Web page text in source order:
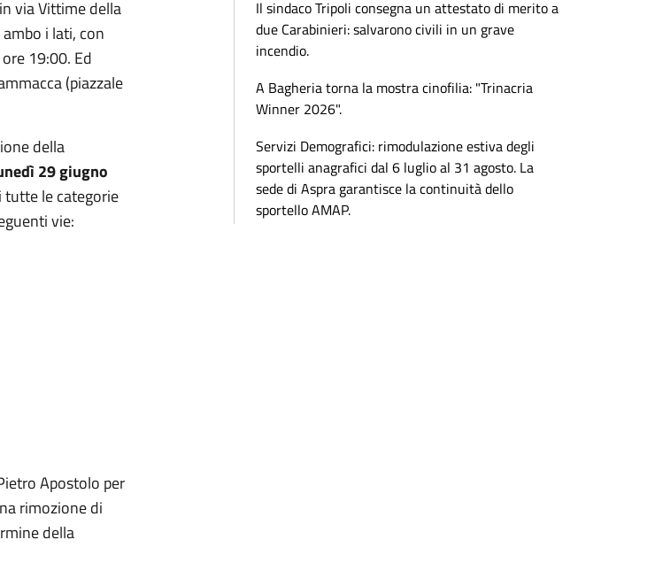
via Vittime della
i lati, con
19:00. Ed
(piazzale
della
29 giugno
tutte le categorie
vie:
Apostolo per
rimozione di
della
Il sindaco Tripoli consegna un attestato di merito a
due Carabinieri: salvarono civili in un grave
incendio.
A Bagheria torna la mostra cinofilia: "Trinacria
Winner 2026".
Servizi Demografici: rimodulazione estiva degli
sportelli anagrafici dal 6 luglio al 31 agosto. La
sede di Aspra garantisce la continuità dello
sportello AMAP.